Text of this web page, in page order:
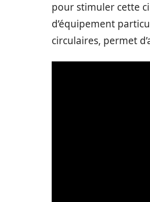
pour stimuler cette
d’équipement
circulaires, permet